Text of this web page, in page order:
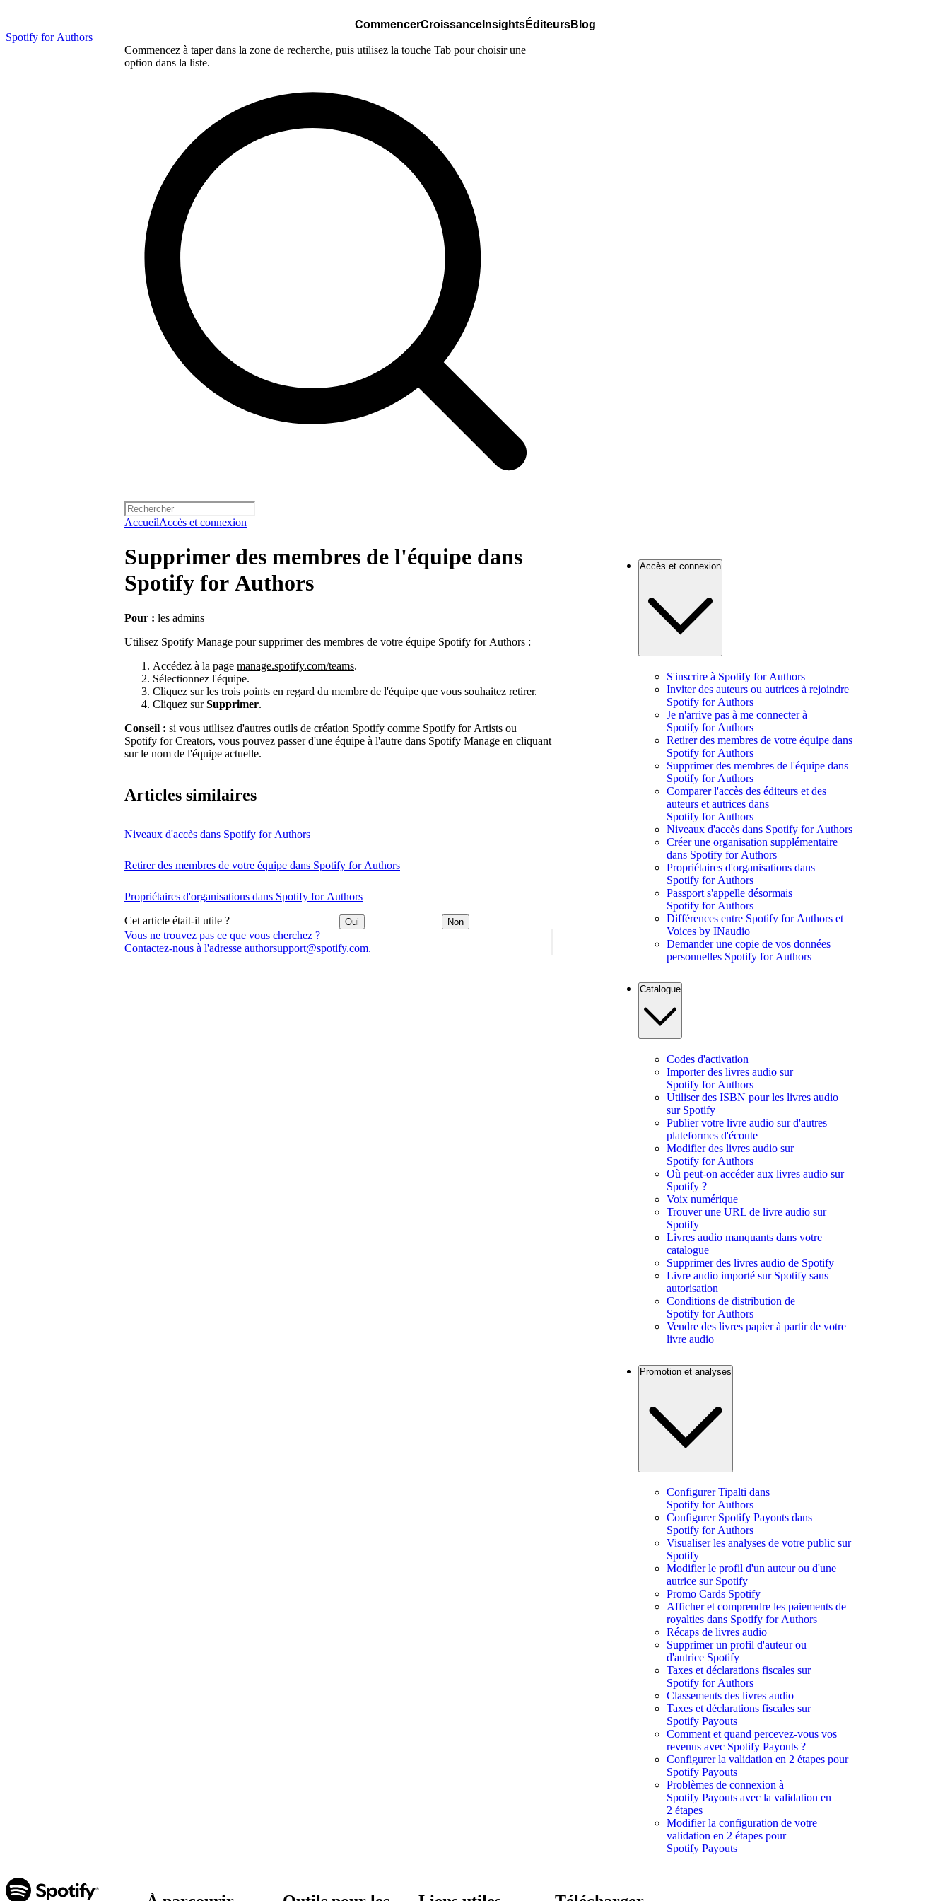
Spotify for Authors
CommencerCroissanceInsightsÉditeursBlog
Commencez à taper dans la zone de recherche, puis utilisez la touche Tab pour choisir une
option dans la liste.
AccueilAccès et connexion
Vous ne trouvez pas ce que vous cherchez ?
Contactez-nous à l'adresse authorsupport@spotify.com.
Supprimer des membres de l'équipe dans
Spotify for Authors
Pour : les admins
Utilisez Spotify Manage pour supprimer des membres de votre équipe Spotify for Authors :
Accédez à la page manage.spotify.com/teams.
Sélectionnez l'équipe.
Cliquez sur les trois points en regard du membre de l'équipe que vous souhaitez retirer.
Cliquez surSupprimer.
Conseil : si vous utilisez d'autres outils de création Spotify comme Spotify for Artists ou
Spotify for Creators, vous pouvez passer d'une équipe à l'autre dans Spotify Manage en cliquant
sur le nom de l'équipe actuelle.
Articles similaires
Niveaux d'accès dans Spotify for Authors
Retirer des membres de votre équipe dans Spotify for Authors
Propriétaires d'organisations dans Spotify for Authors
Cet article était-il utile ? Oui Non
Accès et connexion
S'inscrire à Spotify for Authors
Inviter des auteurs ou autrices à rejoindre
Spotify for Authors
Je n'arrive pas à me connecter à
Spotify for Authors
Retirer des membres de votre équipe dans
Spotify for Authors
Supprimer des membres de l'équipe dans
Spotify for Authors
Comparer l'accès des éditeurs et des
auteurs et autrices dans
Spotify for Authors
Niveaux d'accès dans Spotify for Authors
Créer une organisation supplémentaire
dans Spotify for Authors
Propriétaires d'organisations dans
Spotify for Authors
Passport s'appelle désormais
Spotify for Authors
Différences entre Spotify for Authors et
Voices by INaudio
Demander une copie de vos données
personnelles Spotify for Authors
Catalogue
Codes d'activation
Importer des livres audio sur
Spotify for Authors
Utiliser des ISBN pour les livres audio
sur Spotify
Publier votre livre audio sur d'autres
plateformes d'écoute
Modifier des livres audio sur
Spotify for Authors
Où peut-on accéder aux livres audio sur
Spotify ?
Voix numérique
Trouver une URL de livre audio sur
Spotify
Livres audio manquants dans votre
catalogue
Supprimer des livres audio de Spotify
Livre audio importé sur Spotify sans
autorisation
Conditions de distribution de
Spotify for Authors
Vendre des livres papier à partir de votre
livre audio
Promotion et analyses
Configurer Tipalti dans
Spotify for Authors
Configurer Spotify Payouts dans
Spotify for Authors
Visualiser les analyses de votre public sur
Spotify
Modifier le profil d'un auteur ou d'une
autrice sur Spotify
Promo Cards Spotify
Afficher et comprendre les paiements de
royalties dans Spotify for Authors
Récaps de livres audio
Supprimer un profil d'auteur ou
d'autrice Spotify
Taxes et déclarations fiscales sur
Spotify for Authors
Classements des livres audio
Taxes et déclarations fiscales sur
Spotify Payouts
Comment et quand percevez-vous vos
revenus avec Spotify Payouts ?
Configurer la validation en 2 étapes pour
Spotify Payouts
Problèmes de connexion à
Spotify Payouts avec la validation en
2 étapes
Modifier la configuration de votre
validation en 2 étapes pour
Spotify Payouts